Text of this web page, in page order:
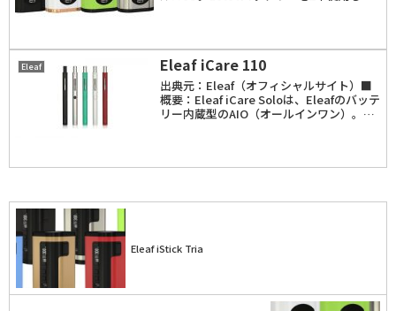
Eleaf Eleaf iCare 110
出典元：Eleaf（オフィシャルサイト）■
概要：Eleaf iCare Soloは、Eleafのバッテ
リー内蔵型のAIO（オールインワン）。
Eleaf iStick Tria